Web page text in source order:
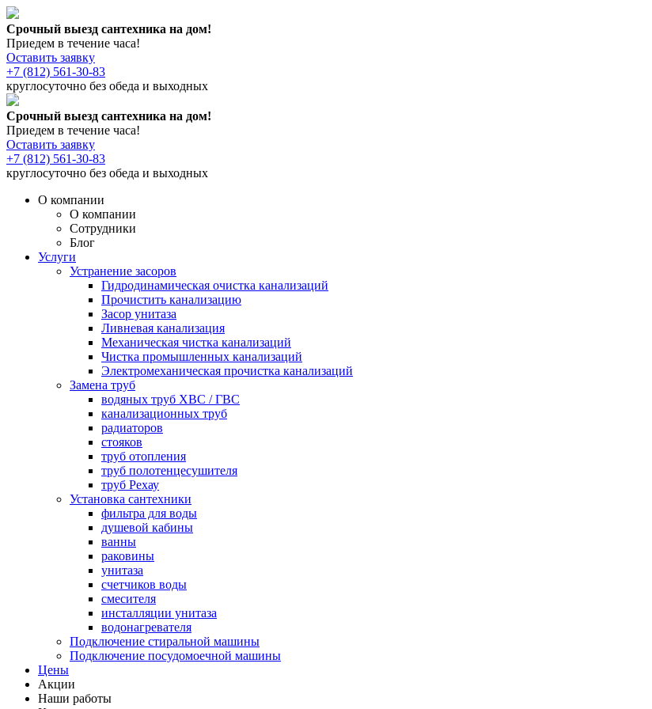
Срочный выезд сантехника на дом!
Приедем в течение часа!
Оставить заявку
+7 (812) 561-30-83
круглосуточно без обеда и выходных
Срочный выезд сантехника на дом!
Приедем в течение часа!
Оставить заявку
+7 (812) 561-30-83
круглосуточно без обеда и выходных
О компании
О компании
Сотрудники
Блог
Услуги
Устранение засоров
Гидродинамическая очистка канализаций
Прочистить канализацию
Засор унитаза
Ливневая канализация
Механическая чистка канализаций
Чистка промышленных канализаций
Электромеханическая прочистка канализаций
Замена труб
водяных труб ХВС / ГВС
канализационных труб
радиаторов
стояков
труб отопления
труб полотенцесушителя
труб Рехау
Установка сантехники
фильтра для воды
душевой кабины
ванны
раковины
унитаза
счетчиков воды
смесителя
инсталляции унитаза
водонагревателя
Подключение стиральной машины
Подключение посудомоечной машины
Цены
Акции
Наши работы